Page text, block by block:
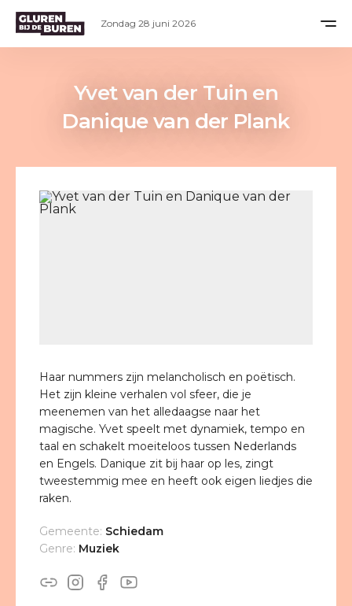
Yvet van der Tuin en
Danique van der Plank
Haar nummers zijn melancholisch en poëtisch.
Het zijn kleine verhalen vol sfeer, die je
meenemen van het alledaagse naar het
magische. Yvet speelt met dynamiek, tempo en
taal en schakelt moeiteloos tussen Nederlands
en Engels. Danique zit bij haar op les, zingt
tweestemmig mee en heeft ook eigen liedjes die
raken.
Gemeente: Schiedam
Genre: Muziek
Zondag 28 juni 2026